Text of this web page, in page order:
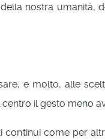
nostra
e molto, alle
il gesto meno
come per